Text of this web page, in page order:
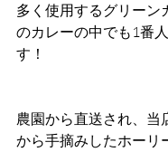
多く使用するグリーン
のカレーの中でも1番
す！
農園から直送され、当
から手摘みしたホーリ